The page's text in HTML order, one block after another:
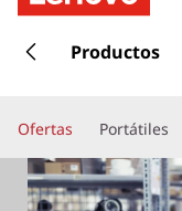
c
n
Productos
Ofertas Portátiles